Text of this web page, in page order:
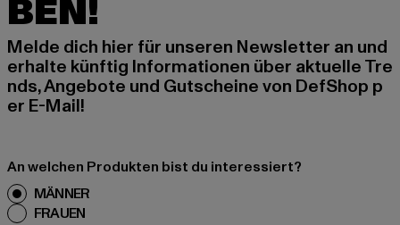
BEN!
Melde dich hier für unseren Newsletter an und
erhalte künftig Informationen über aktuelle Tre
nds, Angebote und Gutscheine von DefShop p
er E-Mail!
An welchen Produkten bist du interessiert?
MÄNNER
FRAUEN